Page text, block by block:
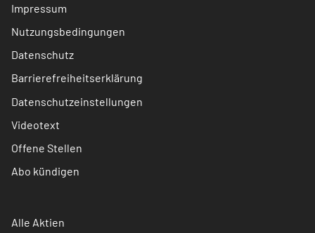
Impressum
Nutzungsbedingungen
Datenschutz
Barrierefreiheitserklärung
Datenschutzeinstellungen
Videotext
Offene Stellen
Abo kündigen
Alle Aktien